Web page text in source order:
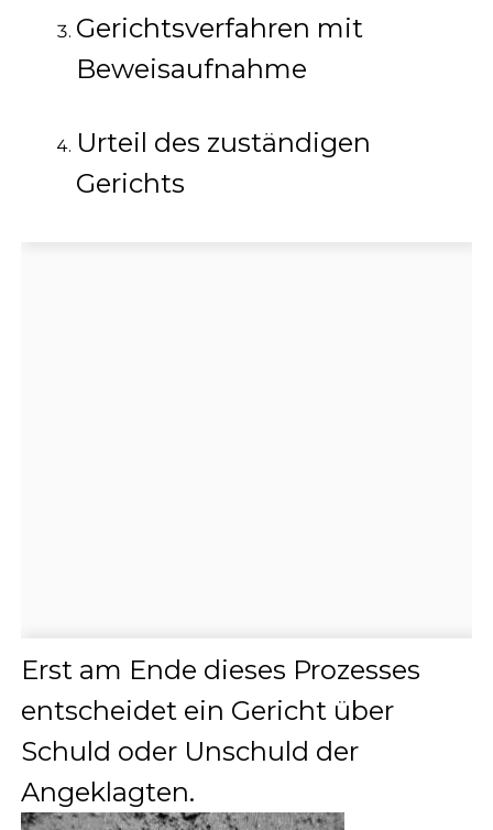
Gerichtsverfahren mit
Beweisaufnahme
Urteil des zuständigen
Gerichts
Erst am Ende dieses Prozesses
entscheidet ein Gericht über
Schuld oder Unschuld der
Angeklagten.